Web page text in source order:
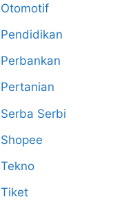
Otomotif
Pendidikan
Perbankan
Pertanian
Serba Serbi
Shopee
Tekno
Tiket